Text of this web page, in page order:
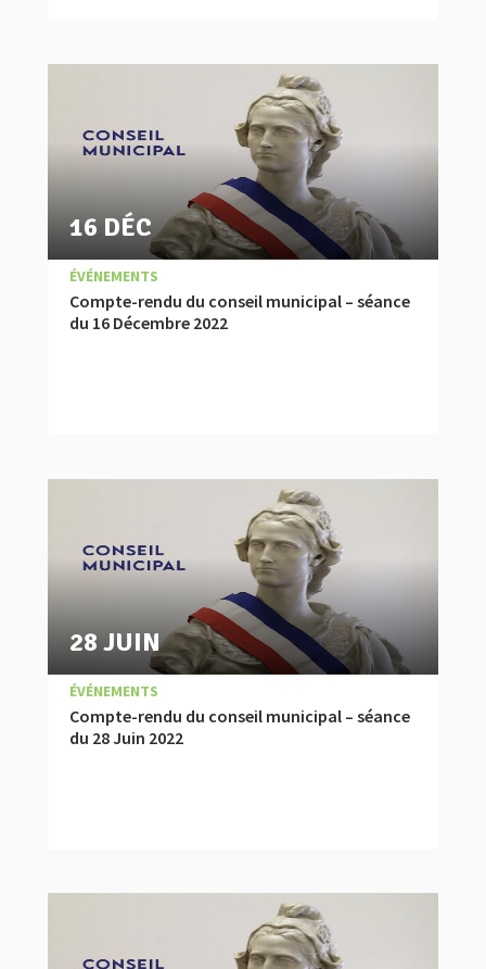
Compte-rendu du conseil municipal – séance
du 16 Décembre 2022
16 DÉC
|
COMPTES RENDUS
ÉVÉNEMENTS
Compte-rendu du conseil municipal – séance
du 28 Juin 2022
28 JUIN
COMPTES RENDUS
ÉVÉNEMENTS